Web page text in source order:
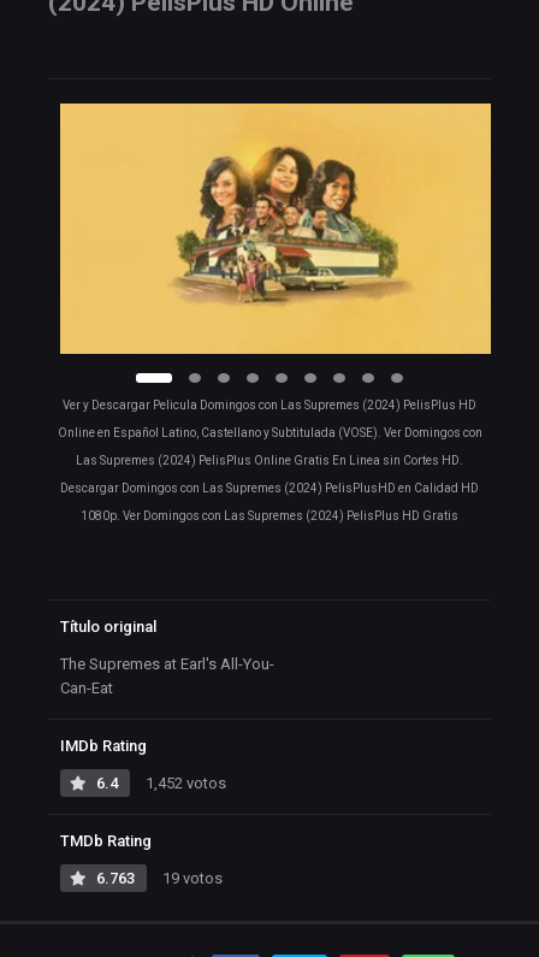
Ver y Descargar Pelicula Domingos con Las Supremes (2024) PelisPlus HD
Online en Español Latino, Castellano y Subtitulada (VOSE). Ver Domingos con
Las Supremes (2024) PelisPlus Online Gratis En Linea sin Cortes HD.
Descargar Domingos con Las Supremes (2024) PelisPlusHD en Calidad HD
1080p. Ver Domingos con Las Supremes (2024) PelisPlus HD Gratis
Título original
The Supremes at Earl's All-You-
Can-Eat
IMDb Rating
6.4 1,452 votos
TMDb Rating
6.763 19 votos